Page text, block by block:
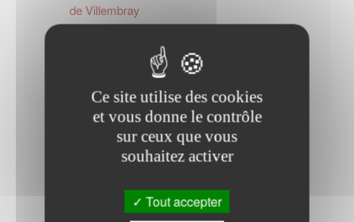
de Villembray
Contacter l'office de tourisme
Horaires Mairie
Ce site utilise des cookies
et vous donne le contrôle
sur ceux que vous
souhaitez activer
Tout accepter